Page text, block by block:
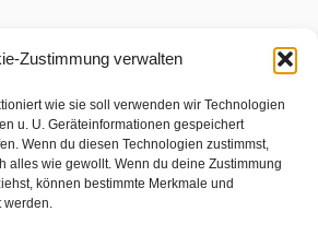
Zustimmung verwalten
wie sie soll verwenden wir Technologien
u. U. Geräteinformationen gespeichert
Wenn du diesen Technologien zustimmst,
alles wie gewollt. Wenn du deine Zustimmung
können bestimmte Merkmale und
werden.